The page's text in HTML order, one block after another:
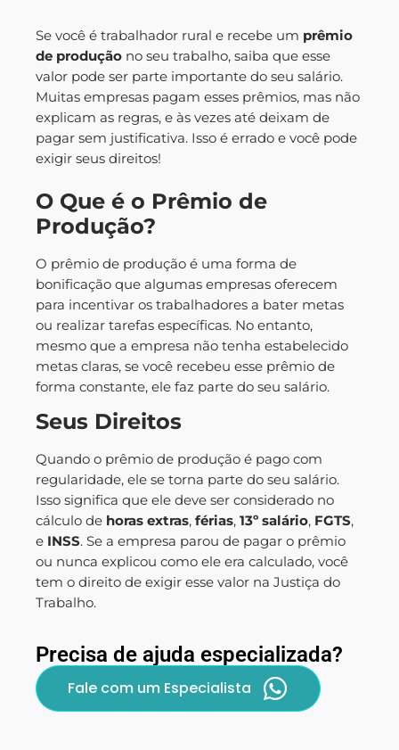
Se você é trabalhador rural e recebe um prêmio
de produção no seu trabalho, saiba que esse
valor pode ser parte importante do seu salário.
Muitas empresas pagam esses prêmios, mas não
explicam as regras, e às vezes até deixam de
pagar sem justificativa. Isso é errado e você pode
exigir seus direitos!
O Que é o Prêmio de
Produção?
O prêmio de produção é uma forma de
bonificação que algumas empresas oferecem
para incentivar os trabalhadores a bater metas
ou realizar tarefas específicas. No entanto,
mesmo que a empresa não tenha estabelecido
metas claras, se você recebeu esse prêmio de
forma constante, ele faz parte do seu salário.
Seus Direitos
Quando o prêmio de produção é pago com
regularidade, ele se torna parte do seu salário.
Isso significa que ele deve ser considerado no
cálculo de horas extras, férias, 13º salário, FGTS,
e INSS. Se a empresa parou de pagar o prêmio
ou nunca explicou como ele era calculado, você
tem o direito de exigir esse valor na Justiça do
Trabalho.
Precisa de ajuda especializada?
Fale com um Especialista